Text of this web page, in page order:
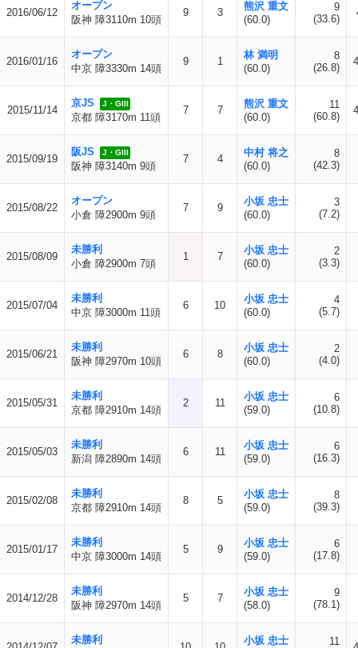
2016/06/12
オープン
阪神 障3110m 10頭
9 3
熊沢 重文
(60.0)
9
(33.6)
2016/01/16
オープン
中京 障3330m 14頭
9 1
林 満明
(60.0)
8
(26.8)
2015/11/14
京JS J・GIII
京都 障3170m 11頭
7 7
熊沢 重文
(60.0)
11
(60.8)
2015/09/19
阪JS J・GIII
阪神 障3140m 9頭
7 4
中村 将之
(60.0)
8
(42.3)
2015/08/22
オープン
小倉 障2900m 9頭
7 9
小坂 忠士
(60.0)
3
(7.2)
2015/08/09
未勝利
小倉 障2900m 7頭
1 7
小坂 忠士
(60.0)
2
(3.3)
2015/07/04
未勝利
中京 障3000m 11頭
6 10
小坂 忠士
(60.0)
4
(5.7)
2015/06/21
未勝利
阪神 障2970m 10頭
6 8
小坂 忠士
(60.0)
2
(4.0)
2015/05/31
未勝利
京都 障2910m 14頭
2 11
小坂 忠士
(59.0)
6
(10.8)
2015/05/03
未勝利
新潟 障2890m 14頭
6 11
小坂 忠士
(59.0)
6
(16.3)
2015/02/08
未勝利
京都 障2910m 14頭
8 5
小坂 忠士
(59.0)
8
(39.3)
2015/01/17
未勝利
中京 障3000m 14頭
5 9
小坂 忠士
(59.0)
6
(17.8)
2014/12/28
未勝利
阪神 障2970m 14頭
5 7
小坂 忠士
(58.0)
9
(78.1)
未勝利 小坂 忠士
11